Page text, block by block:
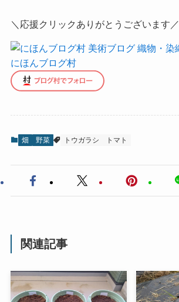
＼応援クリックありがとうございます／
にほんブログ村
畑 野菜 トウガラシ トマト
関連記事